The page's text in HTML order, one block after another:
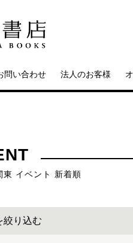
問い合わせ 法人のお客様
東 イベント 新着順
絞り込む